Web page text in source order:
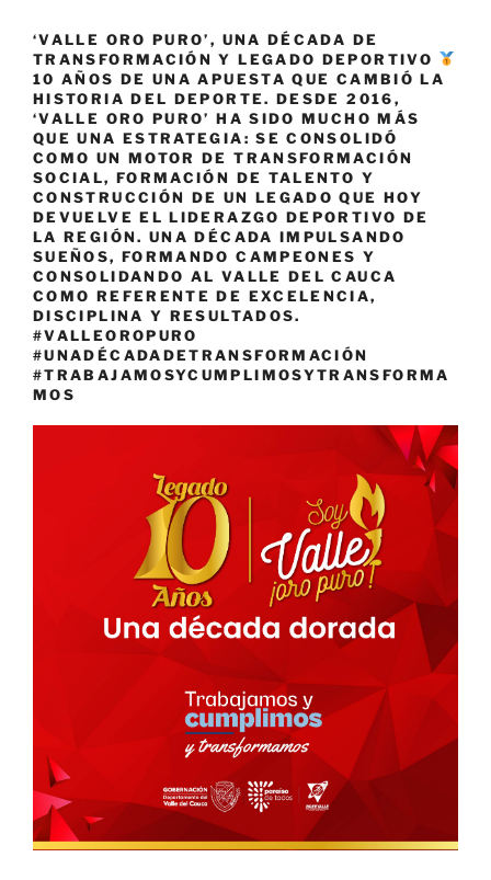
‘VALLE ORO PURO’, UNA DÉCADA DE
TRANSFORMACIÓN Y LEGADO DEPORTIVO
10 AÑOS DE UNA APUESTA QUE CAMBIÓ LA
HISTORIA DEL DEPORTE. DESDE 2016,
‘VALLE ORO PURO’ HA SIDO MUCHO MÁS
QUE UNA ESTRATEGIA: SE CONSOLIDÓ
COMO UN MOTOR DE TRANSFORMACIÓN
SOCIAL, FORMACIÓN DE TALENTO Y
CONSTRUCCIÓN DE UN LEGADO QUE HOY
DEVUELVE EL LIDERAZGO DEPORTIVO DE
LA REGIÓN. UNA DÉCADA IMPULSANDO
SUEÑOS, FORMANDO CAMPEONES Y
CONSOLIDANDO AL VALLE DEL CAUCA
COMO REFERENTE DE EXCELENCIA,
DISCIPLINA Y RESULTADOS.
#VALLEOROPURO
#UNADÉCADADETRANSFORMACIÓN
#TRABAJAMOSYCUMPLIMOSYTRANSFORMA
MOS